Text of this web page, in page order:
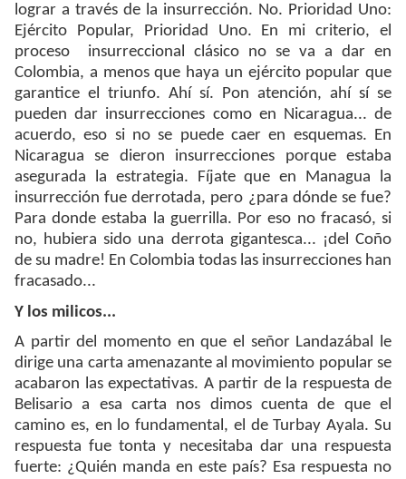
lograr a través de la insurrección. No. Prioridad Uno:
Ejército Popular, Prioridad Uno. En mi criterio, el
proceso insurreccional clásico no se va a dar en
Colombia, a menos que haya un ejército popular que
garantice el triunfo. Ahí sí. Pon atención, ahí sí se
pueden dar insurrecciones como en Nicaragua... de
acuerdo, eso si no se puede caer en esquemas. En
Nicaragua se dieron insurrecciones porque estaba
asegurada la estrategia. Fíjate que en Managua la
insurrección fue derrotada, pero ¿para dónde se fue?
Para donde estaba la guerrilla. Por eso no fracasó, si
no, hubiera sido una derrota gigantesca... ¡del Coño
de su madre! En Colombia todas las insurrecciones han
fracasado...
Y los milicos...
A partir del momento en que el señor Landazábal le
dirige una carta amenazante al movimiento popular se
acabaron las expectativas. A partir de la respuesta de
Belisario a esa carta nos dimos cuenta de que el
camino es, en lo fundamental, el de Turbay Ayala. Su
respuesta fue tonta y necesitaba dar una respuesta
fuerte: ¿Quién manda en este país? Esa respuesta no